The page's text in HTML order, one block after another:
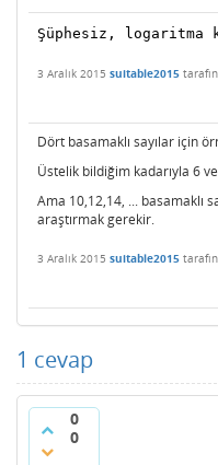
Şüphesiz, logaritma
3 Aralık 2015 suitable2015
Dört basamaklı sayılar için
Üstelik bildiğim kadarıyla 6
Ama 10,12,14, ... basamaklı
araştırmak gerekir.
3 Aralık 2015 suitable2015
1 cevap
0
0